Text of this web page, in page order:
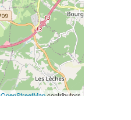
OpenStreetMapcontributors